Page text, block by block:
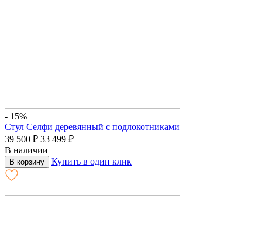
- 15%
Стул Селфи деревянный с подлокотниками
39 500 ₽ 33 499 ₽
В наличии
В корзину Купить в один клик